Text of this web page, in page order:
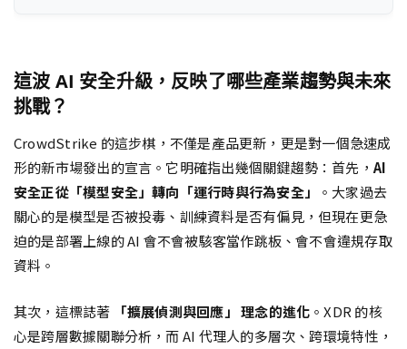
這波 AI 安全升級，反映了哪些產業趨勢與未來
挑戰？
CrowdStrike 的這步棋，不僅是產品更新，更是對一個急速成
形的新市場發出的宣言。它明確指出幾個關鍵趨勢：首先， AI
安全正從「模型安全」轉向「運行時與行為安全」
。大家過去
關心的是模型是否被投毒、訓練資料是否有偏見，但現在更急
迫的是部署上線的 AI 會不會被駭客當作跳板、會不會違規存取
資料。
其次，這標誌著 「擴展偵測與回應」 理念的進化 。XDR 的核
心是跨層數據關聯分析，而 AI 代理人的多層次、跨環境特性，